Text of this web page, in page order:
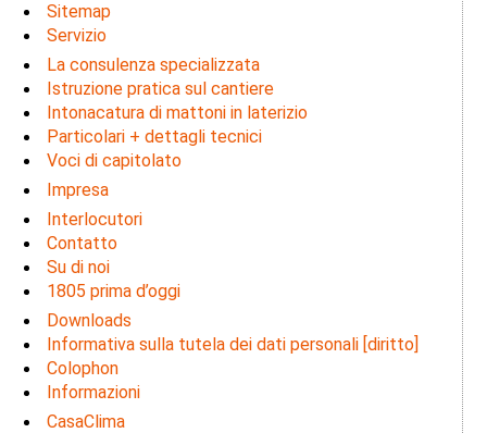
Sitemap
Servizio
La consulenza specializzata
Istruzione pratica sul cantiere
Intonacatura di mattoni in laterizio
Particolari + dettagli tecnici
Voci di capitolato
Impresa
Interlocutori
Contatto
Su di noi
1805 prima d’oggi
Downloads
Informativa sulla tutela dei dati personali [diritto]
Colophon
Informazioni
CasaClima